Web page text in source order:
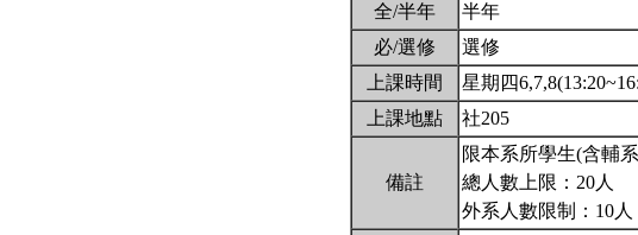
全/半年
半年
必/選修
選修
上課時間
星期四
上課地點
社205
備註
限本系所學生(含輔
總人數上限：20人
外系人數限制：10人